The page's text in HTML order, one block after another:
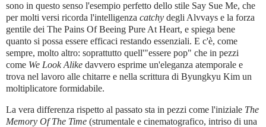
sono in questo senso l'esempio perfetto dello stile Say Sue Me, che
per molti versi ricorda l'intelligenza catchy degli Alvvays e la forza
gentile dei The Pains Of Beeing Pure At Heart, e spiega bene
quanto si possa essere efficaci restando essenziali. E c'è, come
sempre, molto altro: soprattutto quell'"essere pop" che in pezzi
come We Look Alike davvero esprime un'eleganza atemporale e
trova nel lavoro alle chitarre e nella scrittura di Byungkyu Kim un
moltiplicatore formidabile.
La vera differenza rispetto al passato sta in pezzi come l'iniziale The
Memory Of The Time (strumentale e cinematografico, intriso di una